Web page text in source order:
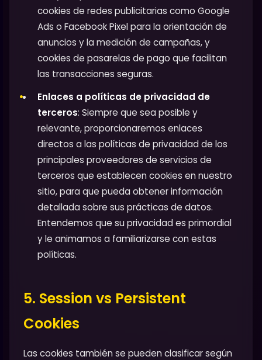
cookies de redes publicitarias como Google
Ads o Facebook Pixel para la orientación de
anuncios y la medición de campañas, y
cookies de pasarelas de pago que facilitan
las transacciones seguras.
Enlaces a políticas de privacidad de
terceros: Siempre que sea posible y
relevante, proporcionaremos enlaces
directos a las políticas de privacidad de los
principales proveedores de servicios de
terceros que establecen cookies en nuestro
sitio, para que pueda obtener información
detallada sobre sus prácticas de datos.
Entendemos que su privacidad es primordial
y le animamos a familiarizarse con estas
políticas.
5. Session vs Persistent
Cookies
Las cookies también se pueden clasificar según